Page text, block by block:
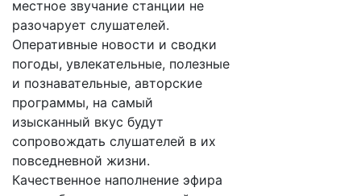
местное звучание станции не
разочарует слушателей.
Оперативные новости и сводки
погоды, увлекательные, полезные
и познавательные, авторские
программы, на самый
изысканный вкус будут
сопровождать слушателей в их
повседневной жизни.
Качественное наполнение эфира